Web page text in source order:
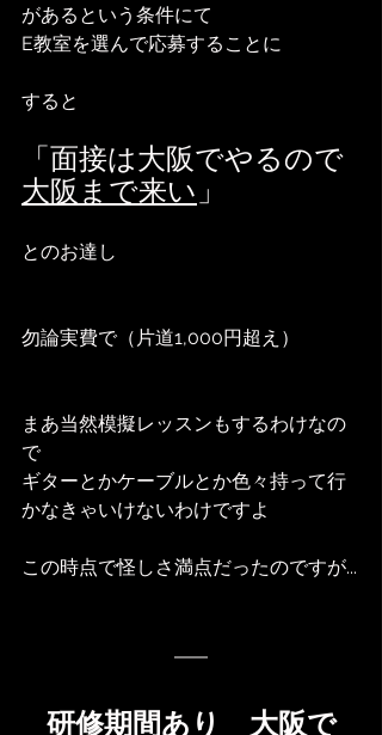
があるという条件にて
E教室を選んで応募することに
すると
「面接は大阪でやるので
大阪まで来い 」
とのお達し
勿論実費で（片道1,000円超え）
まあ当然模擬レッスンもするわけなの
で
ギターとかケーブルとか色々持って行
かなきゃいけないわけですよ
この時点で怪しさ満点だったのですが...
研修期間あり　大阪で